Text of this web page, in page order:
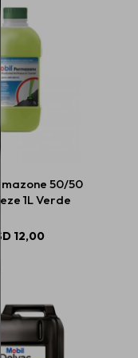
50/50
1L Verde
12,00